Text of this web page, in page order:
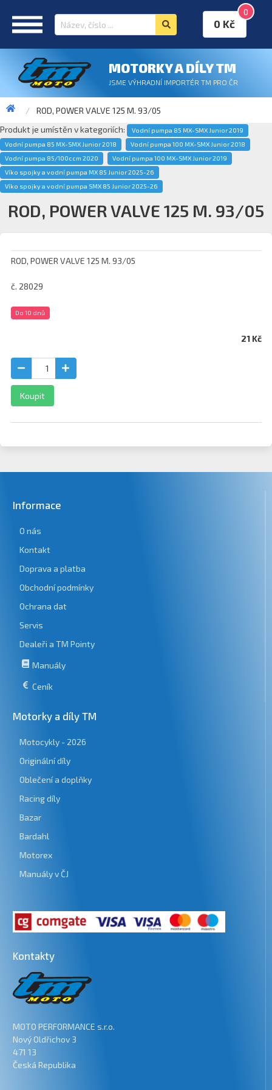
0
0 Kč
MOTORKY A DÍLY TM
JSME VÝHRADNÍ IMPORTÉR TM PRO ČR
ROD, POWER VALVE 125 M. 93/05
Produkt je umístěn v kategoriích:
Vodní pumpa 85 MX-SMX Junior 2019
Vodní pumpa 85 MX-SMX Junior 2018
Vodní pumpa 100 MX-SMX Junior 2018
Vodní pumpa 85/100ccm 2020
Vodní pumpa 100 MX-SMX Junior 2019
Víko spojky a vodní pumpa MX 85 Junior 2025-26
Víko spojky a vodní pumpa SMX 85 Junior 2025-26
ROD, POWER VALVE 125 M. 93/05
ROD, POWER VALVE 125 M. 93/05
č. 28029
Do 10 dnů
21 Kč
Koupit
Informace
O nás
Kontakt
Doprava a platba
Obchodní podmínky
Ochrana dat
Servis
Dealeři a TM Pointy
Manuály
Ceník
Motorky a díly TM
Motocykly - 2026
Originální díly
Oblečení a doplňky
Racing díly
Bazar
Bardahl
Motorex
Manuály v ČJ
Kontakty
MOTO PERFORMANCE s.r.o.
Nový Oldřichov 3
471 13
Česká Republika